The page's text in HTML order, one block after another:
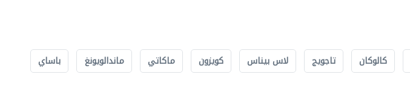
كالوكان تاجويج لاس بيناس كويزون ماكاتي ماندالويونغ
باساي